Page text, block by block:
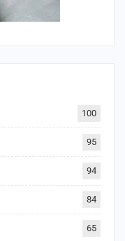
100
95
94
84
65